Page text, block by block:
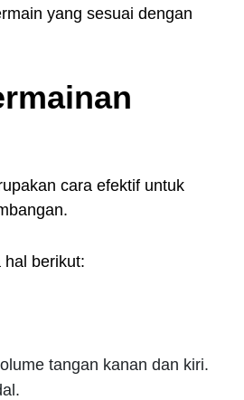
yang sesuai dengan
cara efektif untuk
hal berikut:
tangan kanan dan kiri.